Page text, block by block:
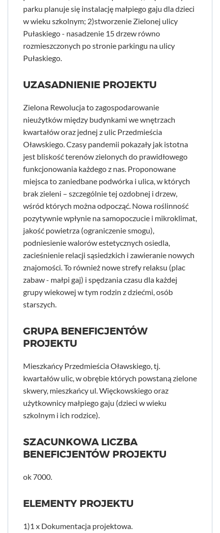
parku planuje się instalację małpiego gaju dla dzieci
w wieku szkolnym; 2)stworzenie Zielonej ulicy
Pułaskiego - nasadzenie 15 drzew równo
rozmieszczonych po stronie parkingu na ulicy
Pułaskiego.
UZASADNIENIE PROJEKTU
Zielona Rewolucja to zagospodarowanie
nieużytków między budynkami we wnętrzach
kwartałów oraz jednej z ulic Przedmieścia
Oławskiego. Czasy pandemii pokazały jak istotna
jest bliskość terenów zielonych do prawidłowego
funkcjonowania każdego z nas. Proponowane
miejsca to zaniedbane podwórka i ulica, w których
brak zieleni – szczególnie tej ozdobnej i drzew,
wśród których można odpocząć. Nowa roślinność
pozytywnie wpłynie na samopoczucie i mikroklimat,
jakość powietrza (ograniczenie smogu),
podniesienie walorów estetycznych osiedla,
zacieśnienie relacji sąsiedzkich i zawieranie nowych
znajomości. To również nowe strefy relaksu (plac
zabaw - małpi gaj) i spędzania czasu dla każdej
grupy wiekowej w tym rodzin z dziećmi, osób
starszych.
GRUPA BENEFICJENTÓW
PROJEKTU
Mieszkańcy Przedmieścia Oławskiego, tj.
kwartałów ulic, w obrębie których powstaną zielone
skwery, mieszkańcy ul. Więckowskiego oraz
użytkownicy małpiego gaju (dzieci w wieku
szkolnym i ich rodzice).
SZACUNKOWA LICZBA
BENEFICJENTÓW PROJEKTU
ok 7000.
ELEMENTY PROJEKTU
1)1 x Dokumentacja projektowa.